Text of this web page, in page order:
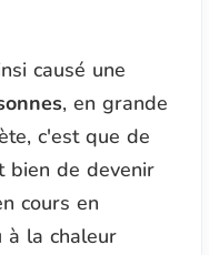
causé une
, en grande
c'est que de
bien de devenir
cours en
la chaleur